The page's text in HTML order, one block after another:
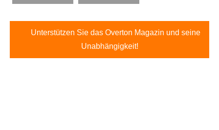
Unterstützen Sie das Overton Magazin und seine
Unabhängigkeit!